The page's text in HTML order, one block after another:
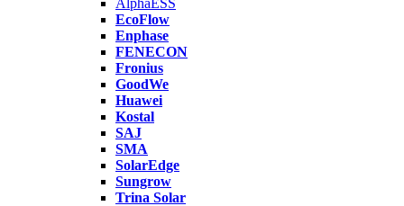
EcoFlow
Enphase
FENECON
Fronius
GoodWe
Huawei
Kostal
SAJ
SMA
SolarEdge
Sungrow
Trina Solar